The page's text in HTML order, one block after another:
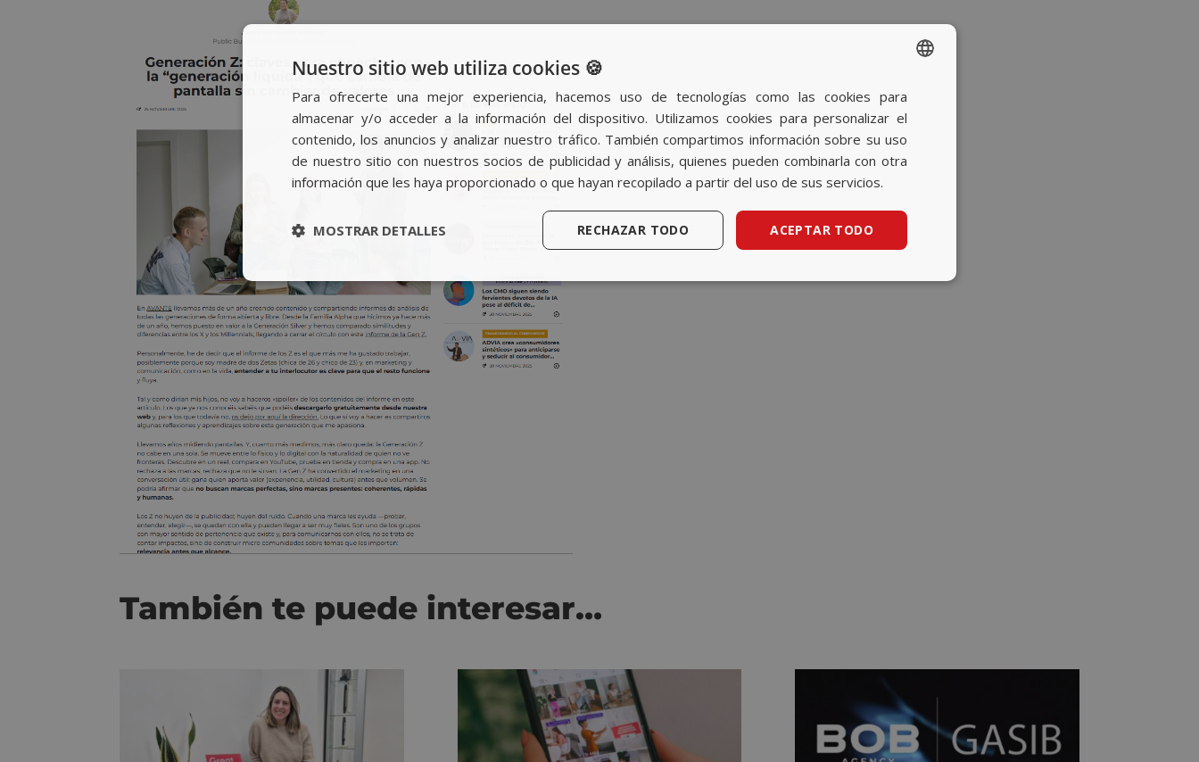
También te puede interesar…
SPANISH
BASQUE
CATALAN
ENGLISH
Nuestro sitio web utiliza cookies 🍪
Para ofrecerte una mejor experiencia, hacemos uso de tecnologías como las cookies para
almacenar y/o acceder a la información del dispositivo. Utilizamos cookies para personalizar el
contenido, los anuncios y analizar nuestro tráfico. También compartimos información sobre su uso
de nuestro sitio con nuestros socios de publicidad y análisis, quienes pueden combinarla con otra
información que les haya proporcionado o que hayan recopilado a partir del uso de sus servicios.
ACEPTAR TODO
RECHAZAR TODO
MOSTRAR DETALLES